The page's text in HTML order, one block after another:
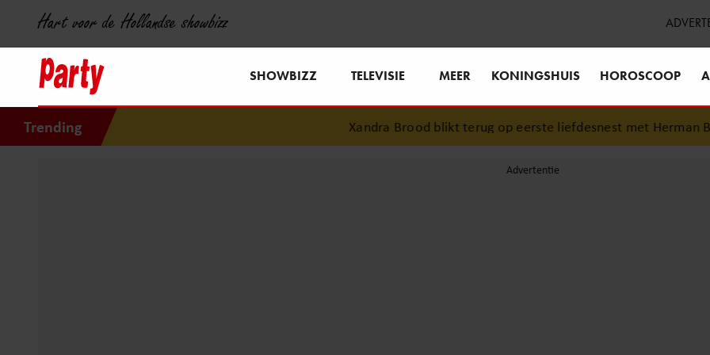
Hart voor de Hollandse showbizz
SHOWBIZZ TELEVISIE MEER KONINGSHUIS HOROSCOOP
Trending Xandra Brood blikt terug op eerste liefdesnest met Herman